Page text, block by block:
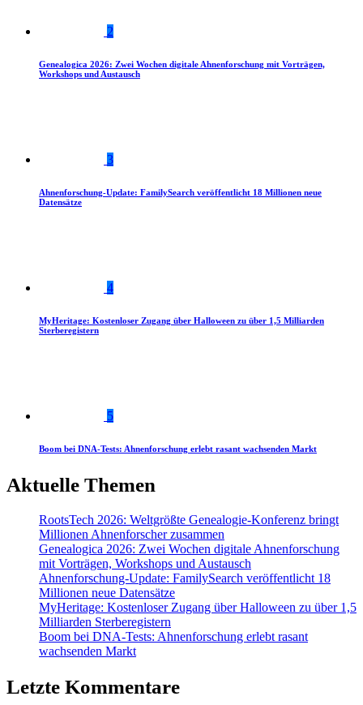
2
Genealogica 2026: Zwei Wochen digitale Ahnenforschung mit Vorträgen,
Workshops und Austausch
3
Ahnenforschung-Update: FamilySearch veröffentlicht 18 Millionen neue
Datensätze
4
MyHeritage: Kostenloser Zugang über Halloween zu über 1,5 Milliarden
Sterberegistern
5
Boom bei DNA-Tests: Ahnenforschung erlebt rasant wachsenden Markt
Aktuelle Themen
RootsTech 2026: Weltgrößte Genealogie-Konferenz bringt
Millionen Ahnenforscher zusammen
Genealogica 2026: Zwei Wochen digitale Ahnenforschung
mit Vorträgen, Workshops und Austausch
Ahnenforschung-Update: FamilySearch veröffentlicht 18
Millionen neue Datensätze
MyHeritage: Kostenloser Zugang über Halloween zu über 1,5
Milliarden Sterberegistern
Boom bei DNA-Tests: Ahnenforschung erlebt rasant
wachsenden Markt
Letzte Kommentare